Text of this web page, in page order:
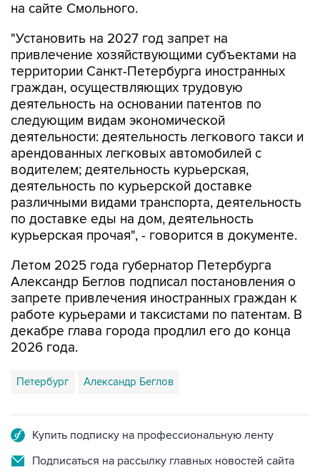
на сайте Смольного.
"Установить на 2027 год запрет на
привлечение хозяйствующими субъектами на
территории Санкт-Петербурга иностранных
граждан, осуществляющих трудовую
деятельность на основании патентов по
следующим видам экономической
деятельности: деятельность легкового такси и
арендованных легковых автомобилей с
водителем; деятельность курьерская,
деятельность по курьерской доставке
различными видами транспорта, деятельность
по доставке еды на дом, деятельность
курьерская прочая", - говорится в документе.
Летом 2025 года губернатор Петербурга
Александр Беглов подписал постановления о
запрете привлечения иностранных граждан к
работе курьерами и таксистами по патентам. В
декабре глава города продлил его до конца
2026 года.
Петербург Александр Беглов
Купить подписку на профессиональную ленту
Подписаться на рассылку главных новостей сайта